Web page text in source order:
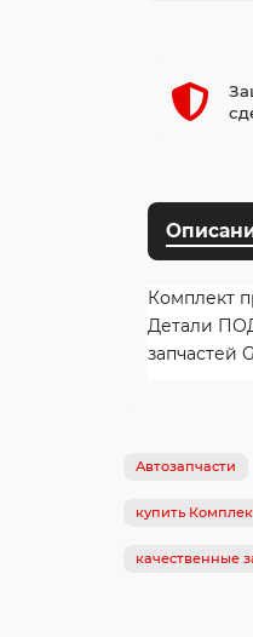
Комплект
Детали
запчастей
Автозапчасти
купить
качественные